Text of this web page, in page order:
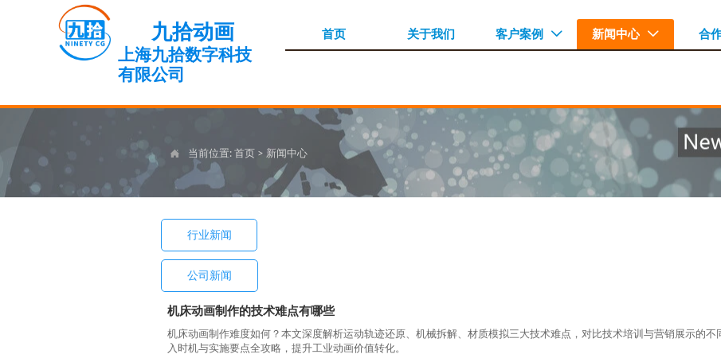
九拾动画
上海九拾数字科技
有限公司
首页 关于我们 客户案例  新闻中心  合
 当前位置:首页> 新闻中心
行业新闻
公司新闻
机床动画制作的技术难点有哪些
机床动画制作难度如何？本文深度解析运动轨迹还原、机械拆解、材质模拟三大技术难点，对比技术培训与营销展示的
入时机与实施要点全攻略，提升工业动画价值转化。